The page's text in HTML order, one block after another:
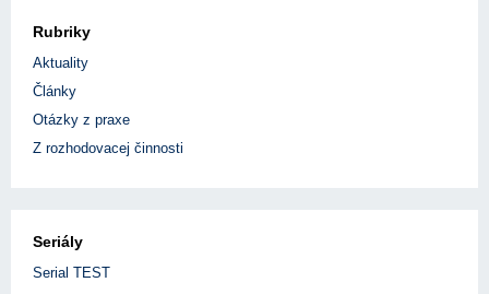
Rubriky
Aktuality
Články
Otázky z praxe
Z rozhodovacej činnosti
Seriály
Serial TEST